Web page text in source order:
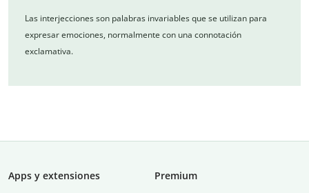
Las interjecciones son palabras invariables que se utilizan para
expresar emociones, normalmente con una connotación
exclamativa.
Apps y extensiones
Premium